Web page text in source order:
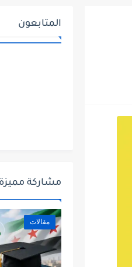
المتابعون
مشاركة مميزة
مقالات